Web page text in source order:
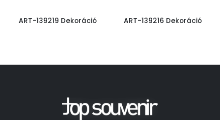
ART-139219 Dekoráció ART-139216 Dekoráció